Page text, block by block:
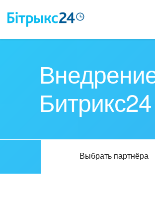
Битрикс24
Выбрать партнёра